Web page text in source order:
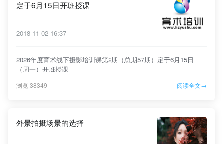
定于6月15日开班授课
2018-11-02 16:37
2026年度育术线下摄影培训课第2期（总期57期）定于6月15日
（周一）开班授课
浏览 38349 阅读全文→
外景拍摄场景的选择